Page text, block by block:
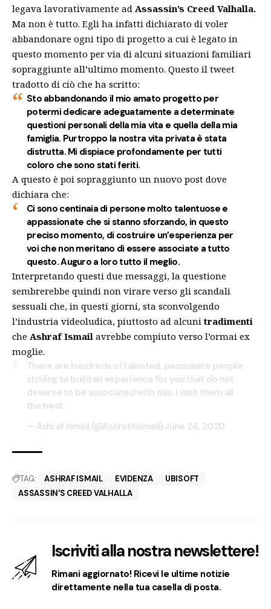
legava lavorativamente ad Assassin’s Creed Valhalla.
Ma non è tutto. Egli ha infatti dichiarato di voler
abbandonare ogni tipo di progetto a cui è legato in
questo momento per via di alcuni situazioni familiari
sopraggiunte all’ultimo momento. Questo il tweet
tradotto di ciò che ha scritto:
Sto abbandonando il mio amato progetto per
potermi dedicare adeguatamente a determinate
questioni personali della mia vita e quella della mia
famiglia. Purtroppo la nostra vita privata è stata
distrutta. Mi dispiace profondamente per tutti
coloro che sono stati feriti.
A questo è poi sopraggiunto un nuovo post dove
dichiara che:
Ci sono centinaia di persone molto talentuose e
appassionate che si stanno sforzando, in questo
preciso momento, di costruire un’esperienza per
voi che non meritano di essere associate a tutto
questo. Auguro a loro tutto il meglio.
Interpretando questi due messaggi, la questione
sembrerebbe quindi non virare verso gli scandali
sessuali che, in questi giorni, sta sconvolgendo
l’industria videoludica, piuttosto ad alcunitradimenti
che Ashraf Ismail avrebbe compiuto verso l’ormai ex
moglie.
There are hundreds of talented, passionate people
striving to build an experience for you that do not
deserve to be associated with this. I wish them all
the best.
— Ashraf Ismail (@AshrafAIsmail) June 24, 2020
TAG: ASHRAF ISMAIL EVIDENZA
UBISOFT
ASSASSIN'S CREED VALHALLA
Iscriviti alla nostra newslettere!
Rimani aggiornato! Ricevi le ultime notizie
direttamente nella tua casella di posta.